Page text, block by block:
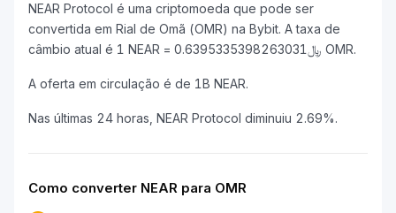
NEAR Protocol é uma criptomoeda que pode ser
convertida em Rial de Omã (OMR) na Bybit. A taxa de
câmbio atual é 1 NEAR = ﷼0.6395335398263031 OMR.
A oferta em circulação é de 1B NEAR.
Nas últimas 24 horas, NEAR Protocol diminuiu 2.69%.
Como converter NEAR para OMR